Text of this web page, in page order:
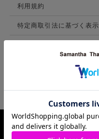
利用規約
特定商取引法に基づく表示